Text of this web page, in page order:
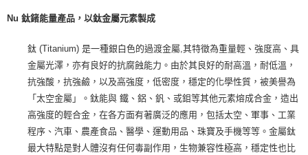
Nu 鈦鍺能量產品，以鈦金屬元素製成
鈦 (Titanium) 是一種銀白色的過渡金屬,其特徵為重量輕、強度高、具
金屬光澤，亦有良好的抗腐蝕能力。由於其良好的耐高溫，耐低溫，
抗強酸，抗強鹼，以及高強度，低密度，穩定的化學性質，被美譽為
「太空金屬」。鈦能與 鐵、鋁、釩、或鉬等其他元素熔成合金，造出
高強度的輕合金，在各方面有著廣泛的應用，包括太空、軍事、工業
程序、汽車、農產食品、醫學、運動用品、珠寶及手機等等。金屬鈦
最大特點是對人體沒有任何毒副作用，生物兼容性極高，穩定性也比